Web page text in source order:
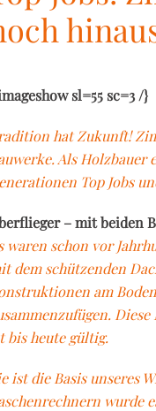
sl=55 sc=3 /}
hat Zukunft!
Als Holzbauer
Top Jobs
– mit beiden
waren schon vor
dem schützenden
am
bis heute gültig.
ist die Basis unseres
wurde